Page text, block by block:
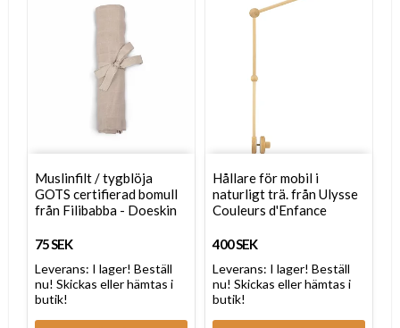
Muslinfilt / tygblöja
GOTS certifierad bomull
från Filibabba - Doeskin
75 SEK
Leverans: I lager! Beställ
nu! Skickas eller hämtas i
butik!
Hållare för mobil i
naturligt trä. från Ulysse
Couleurs d'Enfance
400 SEK
Leverans: I lager! Beställ
nu! Skickas eller hämtas i
butik!